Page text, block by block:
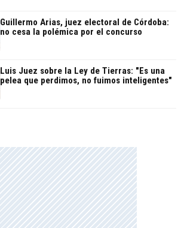
Guillermo Arias, juez electoral de Córdoba:
no cesa la polémica por el concurso
Luis Juez sobre la Ley de Tierras: "Es una
pelea que perdimos, no fuimos inteligentes"